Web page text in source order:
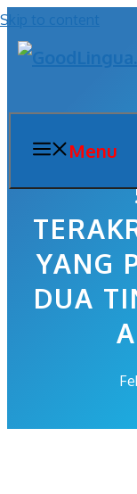
Skip to content
Menu
YANG
DUA